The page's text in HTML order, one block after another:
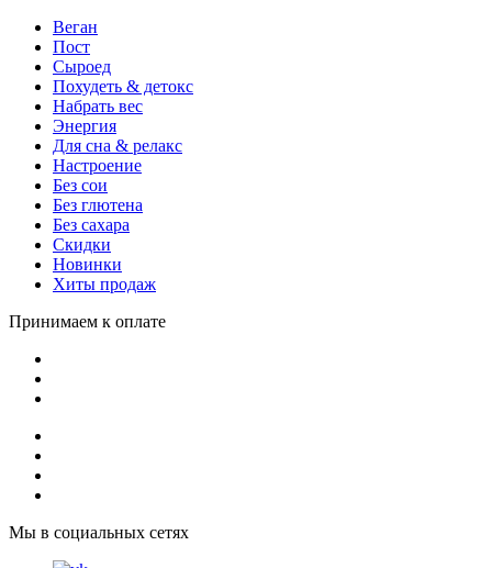
Веган
Пост
Сыроед
Похудеть & детокс
Набрать вес
Энергия
Для сна & релакс
Настроение
Без сои
Без глютена
Без сахара
Скидки
Новинки
Хиты продаж
Принимаем к оплате
Мы в социальных сетях